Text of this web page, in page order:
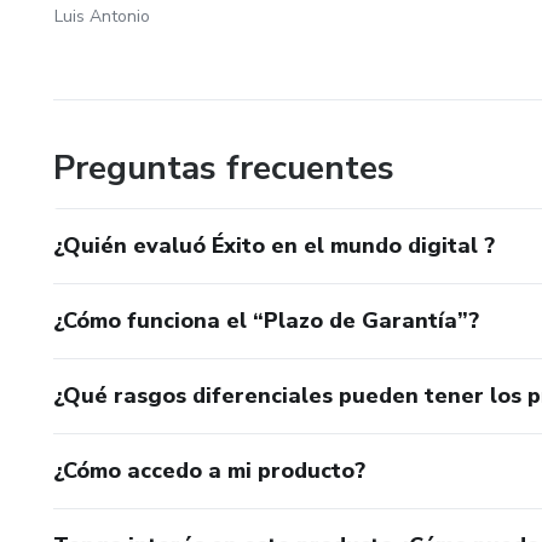
Luis Antonio
Preguntas frecuentes
¿Quién evaluó Éxito en el mundo digital ?
¿Cómo funciona el “Plazo de Garantía”?
¿Qué rasgos diferenciales pueden tener los
¿Cómo accedo a mi producto?